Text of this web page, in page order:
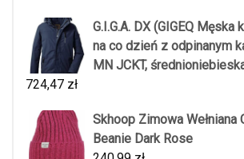
G.I.G.A. DX (GIGEQ Męska
na co dzień z odpinanym
MN JCKT,
724,47 zł
Skhoop Zimowa Wełniana
Beanie Dark Rose